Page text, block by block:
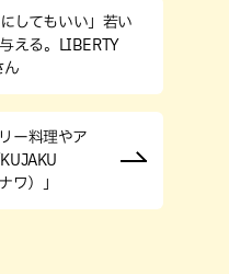
してもいい」若い
える。LIBERTY
ん
ー料理やア
ワ）」